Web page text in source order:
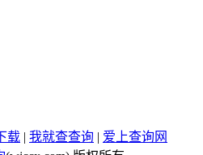
载 | 我就查查询 | 爱上查询网